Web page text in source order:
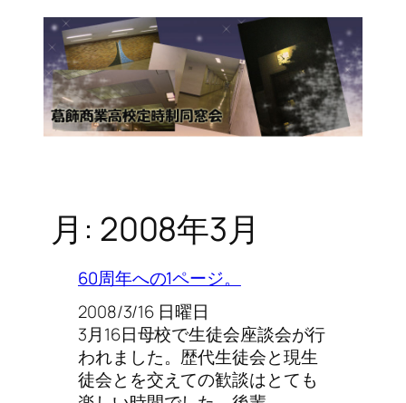
月: 2008年3月
60周年への1ページ。
2008/3/16 日曜日
3月16日母校で生徒会座談会が行
われました。歴代生徒会と現生
徒会とを交えての歓談はとても